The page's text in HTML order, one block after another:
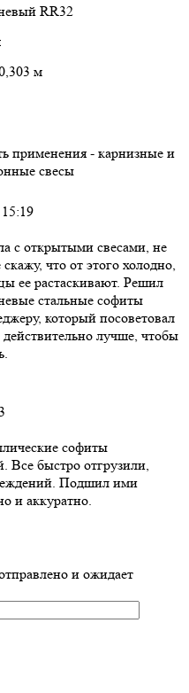
RR32
м
применения - карнизные и
свесы
с открытыми свесами, не
что от этого холодно,
ее растаскивают. Решил
стальные софиты
который посоветовал
лучше, чтобы
софиты
Все быстро отгрузили,
Подшил ими
и аккуратно.
и ожидает